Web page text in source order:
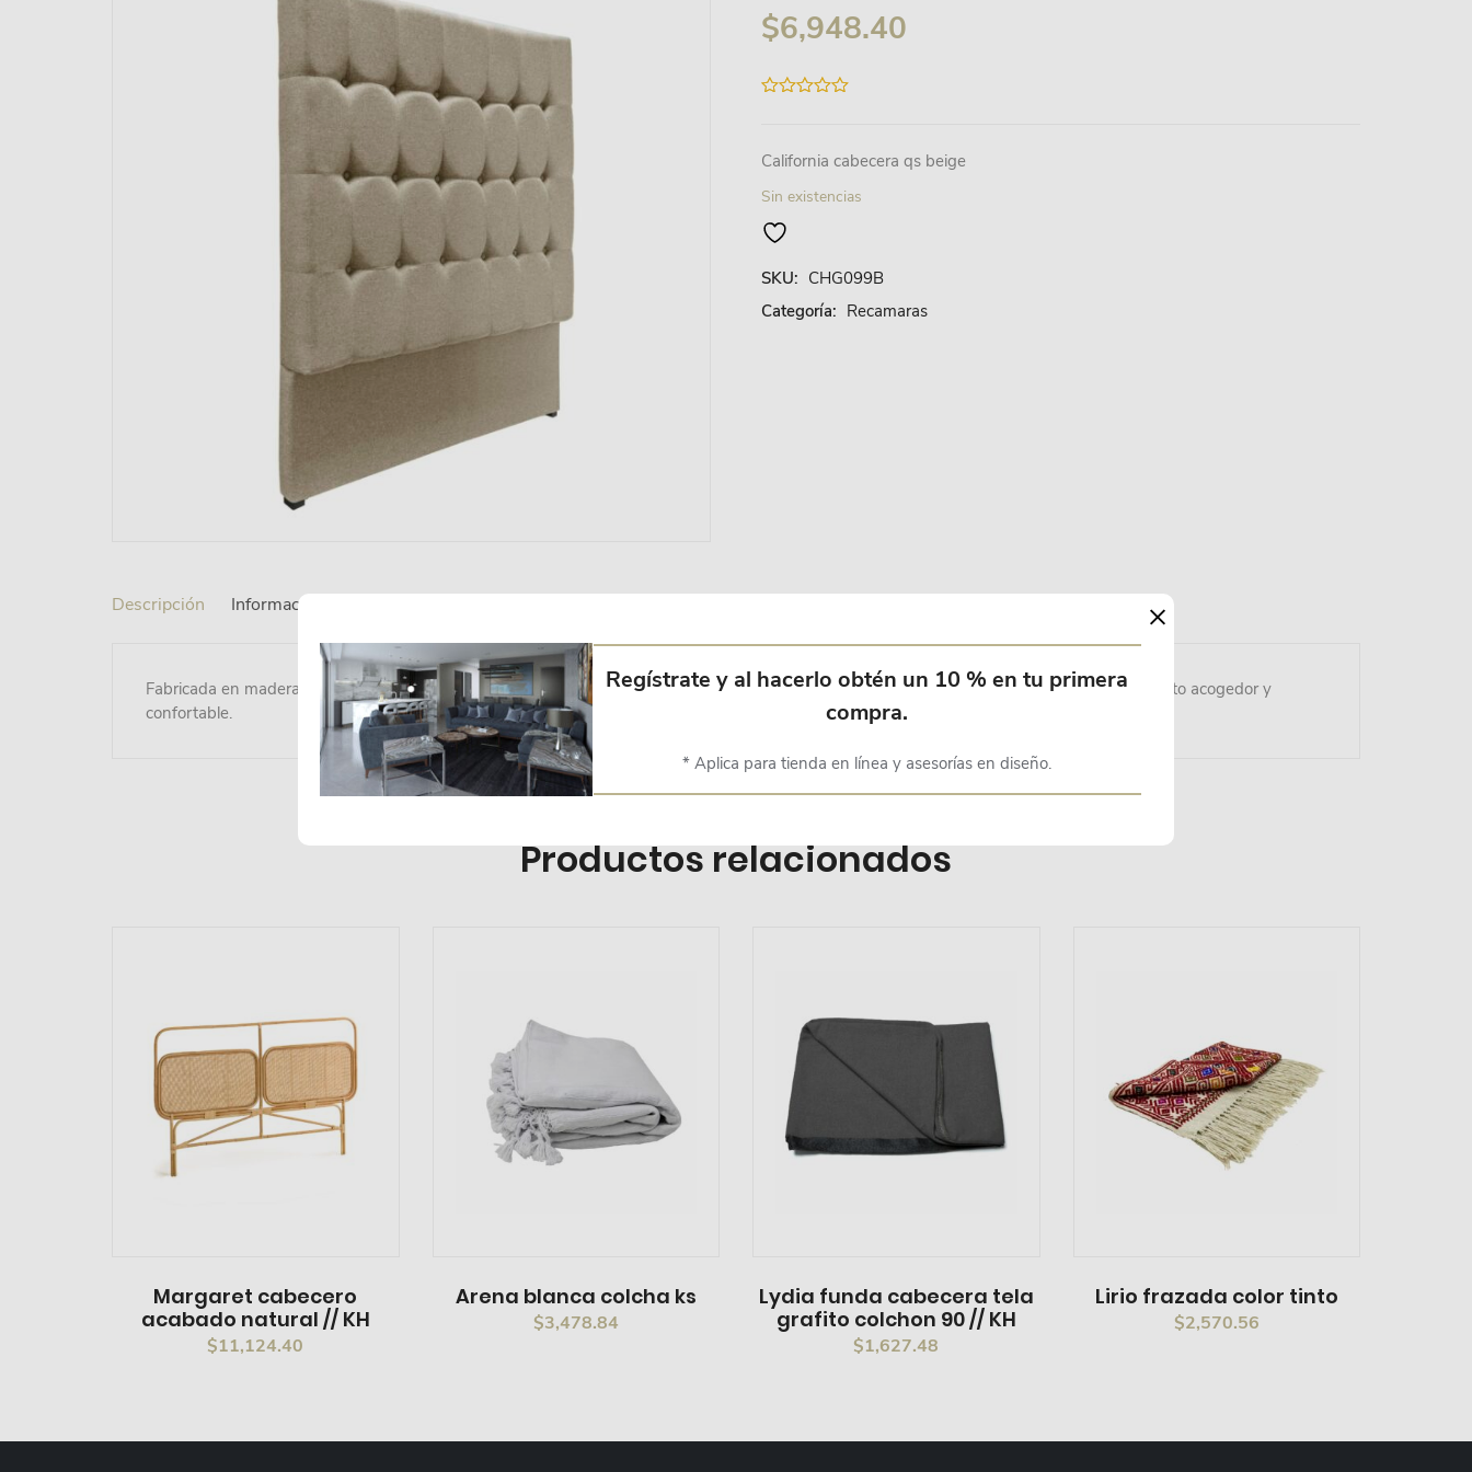
$6,948.40
5
California cabecera qs beige
Sin existencias
SKU: CHG099B
Categoría: Recamaras
Descripción Información adicional
Fabricada en madera de pino, capitonada y forrada en tela 100% poliéster. Pieza esencial en la decoración, que dará a la habitación un aspecto acogedor y
confortable.
Productos relacionados
Margaret cabecero
acabado natural // KH
$11,124.40
Arena blanca colcha ks
$3,478.84
Lydia funda cabecera tela
grafito colchon 90 // KH
$1,627.48
Lirio frazada color tinto
$2,570.56
×
Regístrate y al hacerlo obtén un 10 % en tu primera
compra.
* Aplica para tienda en línea y asesorías en diseño.